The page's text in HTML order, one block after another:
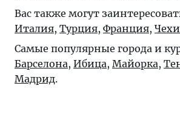
Вас также могут
Италия, Турция, Франция,
Самые популярные города и
Барселона, Ибица, Майорка,
Мадрид.